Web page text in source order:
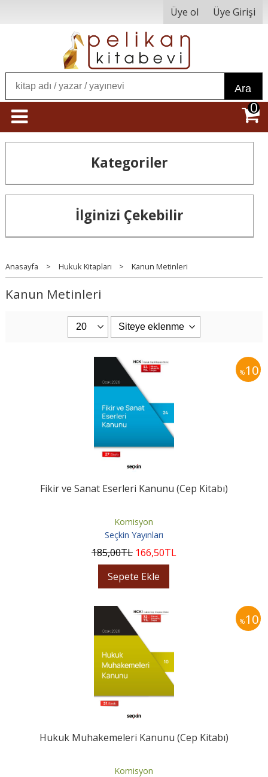
Üye ol Üye Girişi
Ara
0
Kategoriler
İlginizi Çekebilir
Anasayfa > Hukuk Kitapları > Kanun Metinleri
Kanun Metinleri
%10
Fikir ve Sanat Eserleri Kanunu (Cep Kitabı)
Komisyon
Seçkin Yayınları
185,00TL 166,50TL
Sepete Ekle
%10
Hukuk Muhakemeleri Kanunu (Cep Kitabı)
Komisyon